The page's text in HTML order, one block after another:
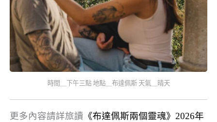
時間＿下午三點 地點＿布達佩斯 天氣＿晴天
更多內容請詳旅讀 《布達佩斯兩個靈魂》2026年